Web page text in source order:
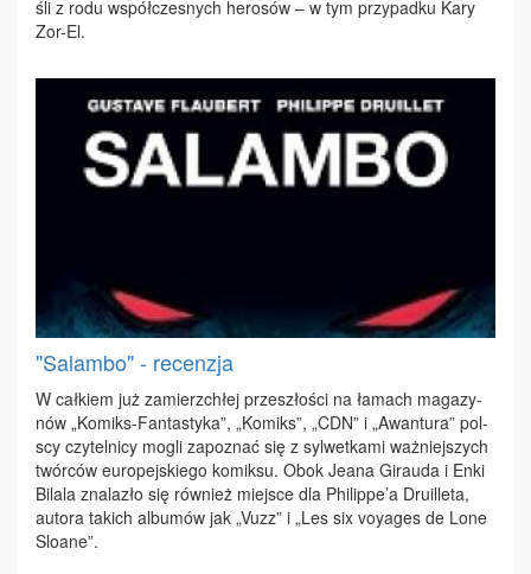
śli z ro­du współ­cze­snych he­ro­sów – w tym przy­pad­ku Ka­ry
Zor-El.
"Salambo" - recenzja
W cał­kiem już za­mierz­chłej prze­szło­ści na ła­mach ma­ga­zy­
nów „Ko­miks-Fan­ta­sty­ka”, „Ko­miks”, „CDN” i „Awan­tu­ra” pol­
scy czy­tel­ni­cy mo­gli za­po­znać się z syl­wet­ka­mi waż­niej­szych
twór­ców eu­ro­pej­skie­go ko­mik­su. Obok Je­ana Gi­rau­da i En­ki
Bi­la­la zna­la­zło się rów­nież miej­sce dla Phi­lip­pe’a Dru­il­le­ta,
au­to­ra ta­kich al­bu­mów jak „Vuzz” i „Les six voy­ages de Lo­ne
Slo­ane”.